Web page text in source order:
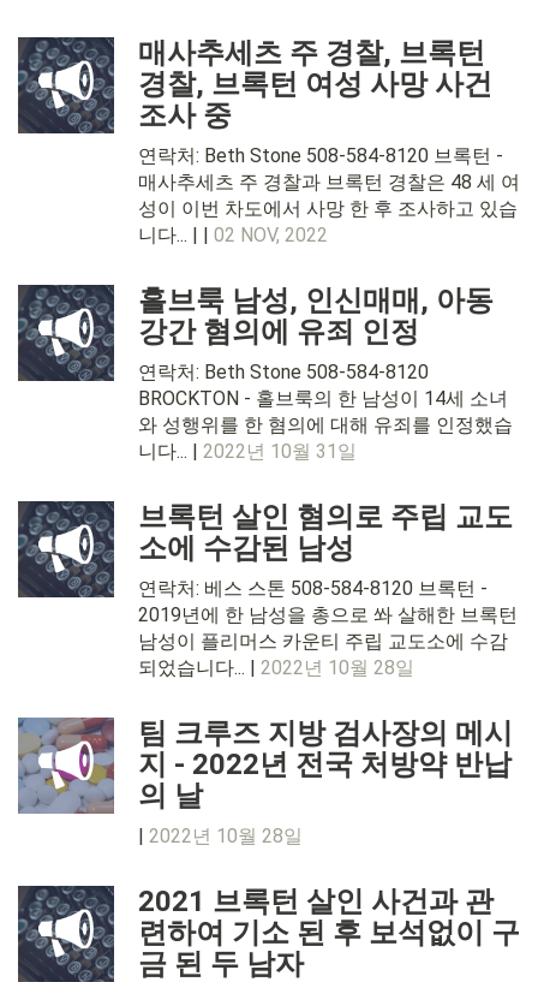
매사추세츠 주 경찰, 브록턴
경찰, 브록턴 여성 사망 사건
조사 중
연락처: Beth Stone 508-584-8120 브록턴 -
매사추세츠 주 경찰과 브록턴 경찰은 48 세 여
성이 이번 차도에서 사망 한 후 조사하고 있습
니다... | | 02 NOV, 2022
홀브룩 남성, 인신매매, 아동
강간 혐의에 유죄 인정
연락처: Beth Stone 508-584-8120
BROCKTON - 홀브룩의 한 남성이 14세 소녀
와 성행위를 한 혐의에 대해 유죄를 인정했습
니다... | 2022년 10월 31일
브록턴 살인 혐의로 주립 교도
소에 수감된 남성
연락처: 베스 스톤 508-584-8120 브록턴 -
2019년에 한 남성을 총으로 쏴 살해한 브록턴
남성이 플리머스 카운티 주립 교도소에 수감
되었습니다... | 2022년 10월 28일
팀 크루즈 지방 검사장의 메시
지 - 2022년 전국 처방약 반납
의 날
| 2022년 10월 28일
2021 브록턴 살인 사건과 관
련하여 기소 된 후 보석없이 구
금 된 두 남자